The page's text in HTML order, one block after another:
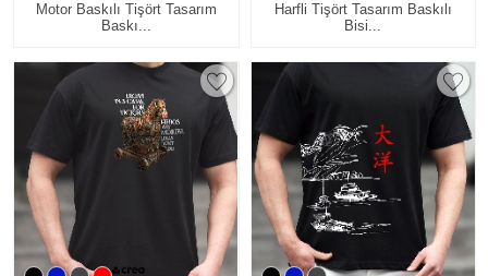
Motor Baskılı Tişört Tasarım
Baskı...
Harfli Tişört Tasarım Baskılı
Bisi...